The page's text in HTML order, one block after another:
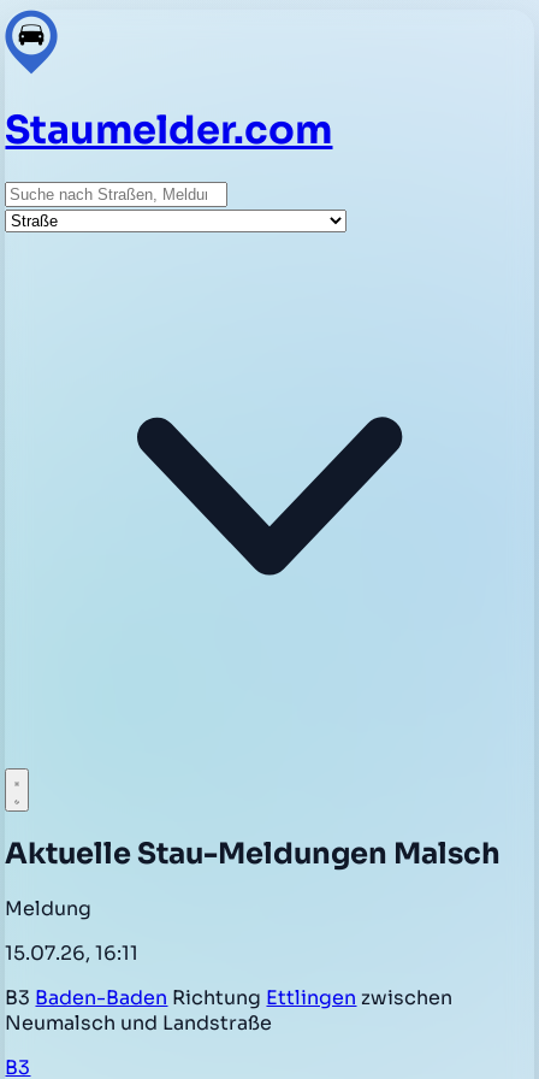
Staumelder.com
Suche
Straße
Aktuelle Stau-Meldungen Malsch
Meldung
15.07.26, 16:11
B3 Baden-Baden Richtung Ettlingen zwischen
Neumalsch und Landstraße
B3